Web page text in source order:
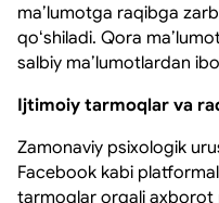
maʼlumotga raqibga
qoʻshiladi. Qora
salbiy maʼlumotlardan
Ijtimoiy tarmoqlar va
Zamonaviy psixologik
Facebook kabi
tarmoqlar orqali axborot